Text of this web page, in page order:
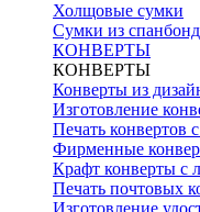
Холщовые сумки
Сумки из
КОНВЕРТЫ
КОНВЕРТЫ
Конверты из
Изготовление
Печать конвертов
Фирменные
Крафт конверты с
Печать почтовых
Изготовление